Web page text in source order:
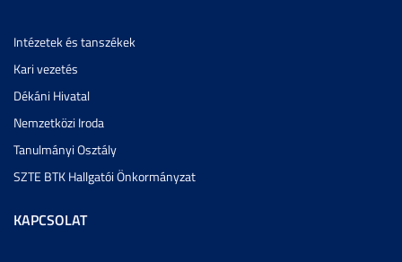
Intézetek és tanszékek
Kari vezetés
Dékáni Hivatal
Nemzetközi Iroda
Tanulmányi Osztály
SZTE BTK Hallgatói Önkormányzat
KAPCSOLAT